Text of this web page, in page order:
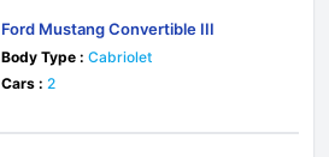
Ford Mustang Convertible III
Body Type : Cabriolet
Cars : 2